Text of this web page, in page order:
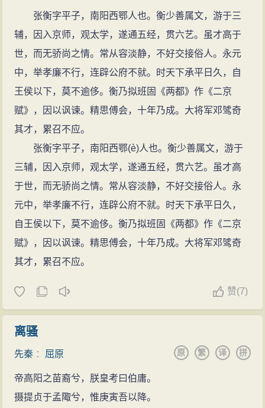
张衡字平子，南阳西鄂人也。衡少善属文，游于三
辅，因入京师，观太学，遂通五经，贯六艺。虽才高于
世，而无骄尚之情。常从容淡静，不好交接俗人。永元
中，举孝廉不行，连辟公府不就。时天下承平日久，自
王侯以下，莫不逾侈。衡乃拟班固《两都》作《二京
赋》，因以讽谏。精思傅会，十年乃成。大将军邓骘奇
其才，累召不应。
张衡字平子，南阳西鄂(è)人也。衡少善属文，游于
三辅，因入京师，观太学，遂通五经，贯六艺。虽才高
于世，而无骄尚之情。常从容淡静，不好交接俗人。永
元中，举孝廉不行，连辟公府不就。时天下承平日久，
自王侯以下，莫不逾侈。衡乃拟班固《两都》作《二京
赋》，因以讽谏。精思傅会，十年乃成。大将军邓骘奇
其才，累召不应。
赞(7)
离骚
先秦 ： 屈原 拼
译
繁
原
帝高阳之苗裔兮，朕皇考曰伯庸。
摄提贞于孟陬兮，惟庚寅吾以降。